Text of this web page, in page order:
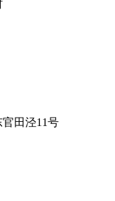
田泾11号